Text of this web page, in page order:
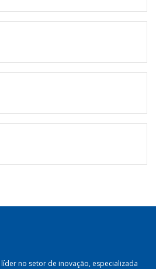
no setor de inovação, especializada